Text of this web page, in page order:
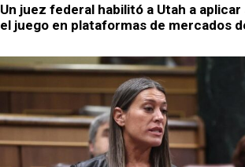
Un juez federal habilitó a Utah a
el juego en plataformas de mercados